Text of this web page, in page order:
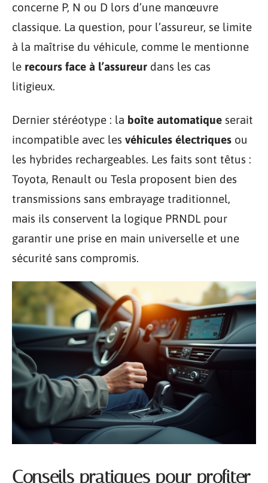
concerne P, N ou D lors d’une manœuvre
classique. La question, pour l’assureur, se limite
à la maîtrise du véhicule, comme le mentionne
le recours face à l’assureur dans les cas
litigieux.
Dernier stéréotype : la boîte automatique serait
incompatible avec les véhicules électriques ou
les hybrides rechargeables. Les faits sont têtus :
Toyota, Renault ou Tesla proposent bien des
transmissions sans embrayage traditionnel,
mais ils conservent la logique PRNDL pour
garantir une prise en main universelle et une
sécurité sans compromis.
Conseils pratiques pour profiter